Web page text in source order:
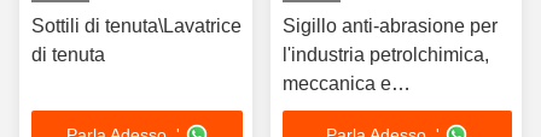
Sottili di tenuta\Lavatrice
di tenuta
Sigillo anti-abrasione per
l'industria petrolchimica,
meccanica e
automobilistica